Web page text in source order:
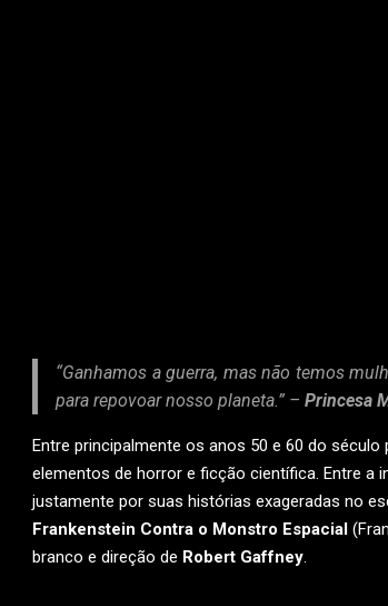
“Ganhamos a guerra, mas não temos
para repovoar nosso planeta.” – Princesa
Entre principalmente os anos 50 e 60 do
elementos de horror e ficção científica. Entre a
justamente por suas histórias exageradas no
Frankenstein Contra o Monstro Espacial
branco e direção de Robert Gaffney.